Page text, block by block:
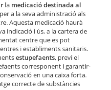
la medicació destinada al
per a la seva administració als
Aquesta medicació haurà
indicació i ús, a la cartera de
centre que es pot
i establiments sanitaris.
estupefaents, previ el
corresponent i garantir-
en una caixa forta.
correcte de substàncies